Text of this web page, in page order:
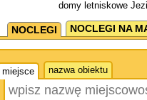
domy letniskowe
NOCLEGI NOCLEGI NA
miejsce nazwa obiektu